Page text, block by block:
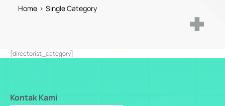
Home Single Category
[directorist_category]
Kontak Kami